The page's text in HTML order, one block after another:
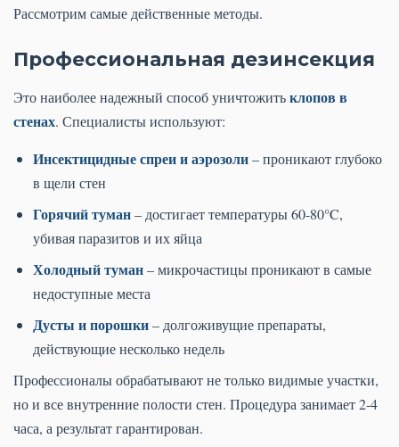
Рассмотрим самые действенные методы.
Профессиональная дезинсекция
Это наиболее надежный способ уничтожитьклопов в
стенах. Специалисты используют:
Инсектицидные спреи и аэрозоли– проникают глубоко
в щели стен
Горячий туман– достигает температуры 60-80°C,
убивая паразитов и их яйца
Холодный туман– микрочастицы проникают в самые
недоступные места
Дусты и порошки– долгоживущие препараты,
действующие несколько недель
Профессионалы обрабатывают не только видимые участки,
но и все внутренние полости стен. Процедура занимает 2-4
часа, а результат гарантирован.